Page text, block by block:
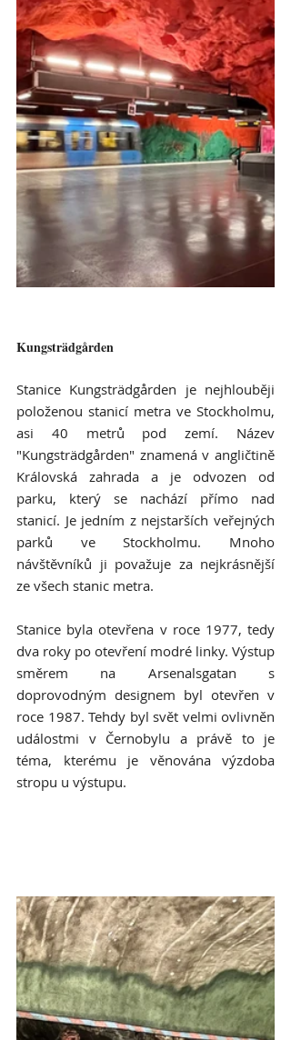
Kungsträdgården
Stanice Kungsträdgården je nejhlouběji
položenou stanicí metra ve Stockholmu,
asi 40 metrů pod zemí. Název
"Kungsträdgården" znamená v angličtině
Královská zahrada a je odvozen od
parku, který se nachází přímo nad
stanicí. Je jedním z nejstarších veřejných
parků ve Stockholmu. Mnoho
návštěvníků ji považuje za nejkrásnější
ze všech stanic metra.
Stanice byla otevřena v roce 1977, tedy
dva roky po otevření modré linky. Výstup
směrem na Arsenalsgatan s
doprovodným designem byl otevřen v
roce 1987. Tehdy byl svět velmi ovlivněn
událostmi v Černobylu a právě to je
téma, kterému je věnována výzdoba
stropu u výstupu.